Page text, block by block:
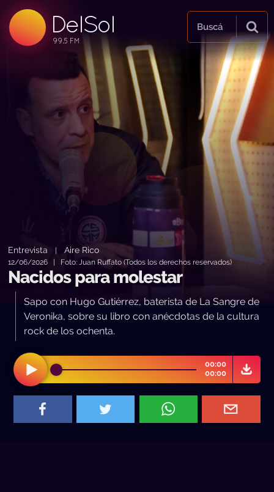
DelSol
99.5 FM
99.5 FM
99.5 FM
Buscá
Entrevista |Aire Rico
12/06/2026 | Foto: Juan Ruffato (Todos los derechos reservados)
Nacidos para molestar
Sapo con Hugo Gutiérrez, baterista de La Sangre de
Veronika, sobre su libro con anécdotas de la cultura
rock de los ochenta.
00:00
00:00